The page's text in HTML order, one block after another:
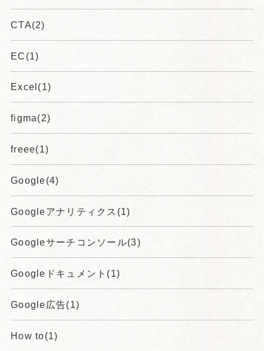
CTA(2)
EC(1)
Excel(1)
figma(2)
freee(1)
Google(4)
Googleアナリティクス(1)
Googleサーチコンソール(3)
Googleドキュメント(1)
Google広告(1)
How to(1)